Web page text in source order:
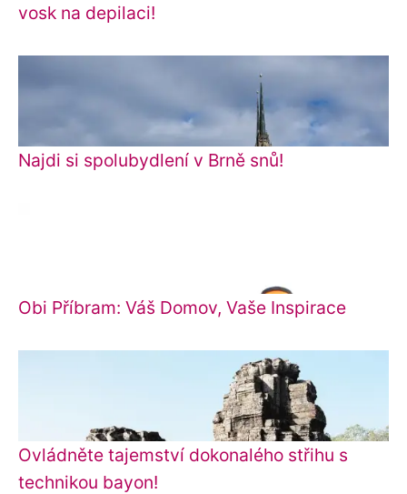
vosk na depilaci!
Najdi si spolubydlení v Brně snů!
Obi Příbram: Váš Domov, Vaše Inspirace
Ovládněte tajemství dokonalého střihu s
technikou bayon!